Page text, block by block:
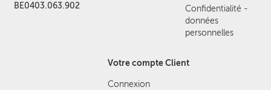
BE0403.063.902
Confidentialité -
données
personnelles
Votre compte Client
Connexion